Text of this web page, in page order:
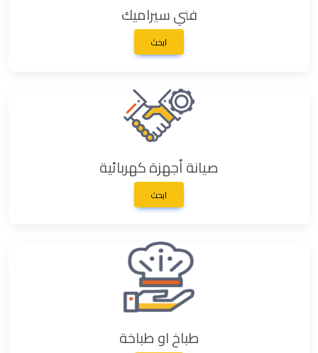
فني سيراميك
ابحث
صيانة أجهزة كهربائية
ابحث
طباخ او طباخة